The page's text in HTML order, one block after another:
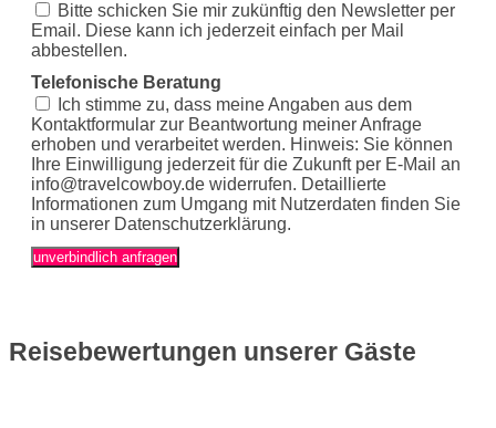
Bitte schicken Sie mir zukünftig den Newsletter per
Email. Diese kann ich jederzeit einfach per Mail
abbestellen.
Telefonische Beratung
Ich stimme zu, dass meine Angaben aus dem
Kontaktformular zur Beantwortung meiner Anfrage
erhoben und verarbeitet werden. Hinweis: Sie können
Ihre Einwilligung jederzeit für die Zukunft per E-Mail an
info@travelcowboy.de widerrufen. Detaillierte
Informationen zum Umgang mit Nutzerdaten finden Sie
in unserer Datenschutzerklärung.
unverbindlich anfragen
Reisebewertungen unserer Gäste